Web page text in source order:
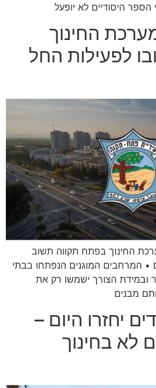
היסודיים לא יופעל
החינוך
לפעילות החל
החינוך בפתח תקווה תשוב
• המרחבים המוגנים הנפתחו בבתי
ובמידת הצורך ישמשו רק את
מבנים
יחזרו היום –
לא בחינוך